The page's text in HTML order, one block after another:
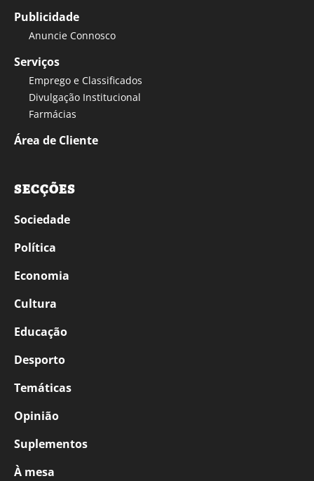
Publicidade
Anuncie Connosco
Serviços
Emprego e Classificados
Divulgação Institucional
Farmácias
Área de Cliente
SECÇÕES
Sociedade
Política
Economia
Cultura
Educação
Desporto
Temáticas
Opinião
Suplementos
À mesa